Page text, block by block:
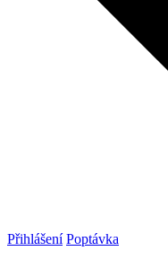
Přihlášení Poptávka